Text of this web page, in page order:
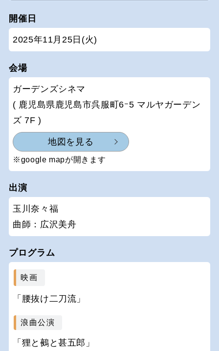
開催日
2025年11月25日(火)
会場
ガーデンズシネマ
( 鹿児島県鹿児島市呉服町6ｰ5 マルヤガーデン
ズ 7F )
地図を見る
※google mapが開きます
出演
玉川奈々福
曲師：広沢美舟
プログラム
映画
「腰抜け二刀流」
浪曲公演
「狸と鵺と甚五郎」